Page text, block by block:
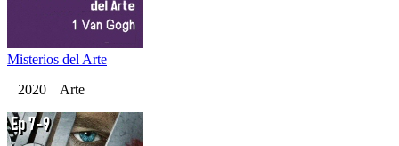
Misterios del Arte
2020 Arte